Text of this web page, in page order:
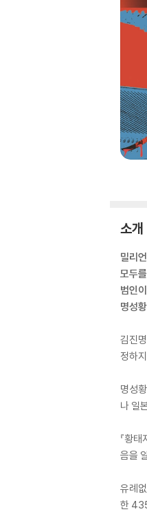
소개
밀리
모두
범인
명성
김진
정하
명성
나 일
『황
음을
유례
한